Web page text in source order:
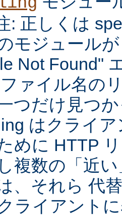
: 正しくは
モジュール
Not Found"
ァイル名の
つだけ見つ
はクライ
めに HTTP
複数の「近
、それら 代
ライアント